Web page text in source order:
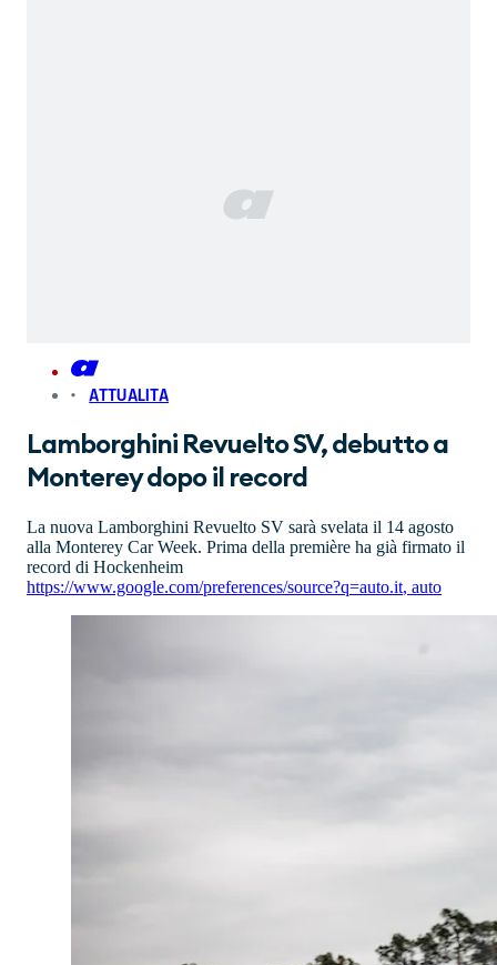
ATTUALITA
Lamborghini Revuelto SV, debutto a
Monterey dopo il record
La nuova Lamborghini Revuelto SV sarà svelata il 14 agosto
alla Monterey Car Week. Prima della première ha già firmato il
record di Hockenheim
https://www.google.com/preferences/source?q=auto.it, auto